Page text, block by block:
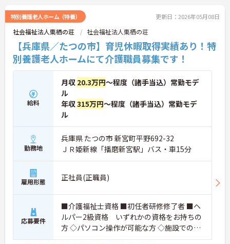
「人の手で介護を行う」ことを基本とした施設で、
利用者様と密に関わりながらご勤務したい方におす
すめの求人です！ご興味ある方には、面接のポイン
トなど、さらに詳細をお話致しますのでお気軽にご
相談ください。
特別養護老人ホーム（特養） 更新日：2026年05月08日
社会福祉法人栗栖の荘 社会福祉法人栗栖の荘
【兵庫県／たつの市】育児休暇取得実績あり！特
別養護老人ホームにて介護職員募集です！
給料
月収 20.3万円～程度（諸手当込）常勤モデ
ル
年収315万円～程度（諸手当込）常勤モデ
ル
勤務地
兵庫県 たつの市 新宮町平野692-32
ＪＲ姫新線「播磨新宮駅」バス・車15分
雇用形態 正社員(正職員)
応募要件
■介護福祉士資格 ■初任者研修修了者 ■ヘ
ルパー2級資格 いずれかの資格をお持ちの
方 ◇パソコン操作が可能な方 ◇施設での勤
務経験不問！